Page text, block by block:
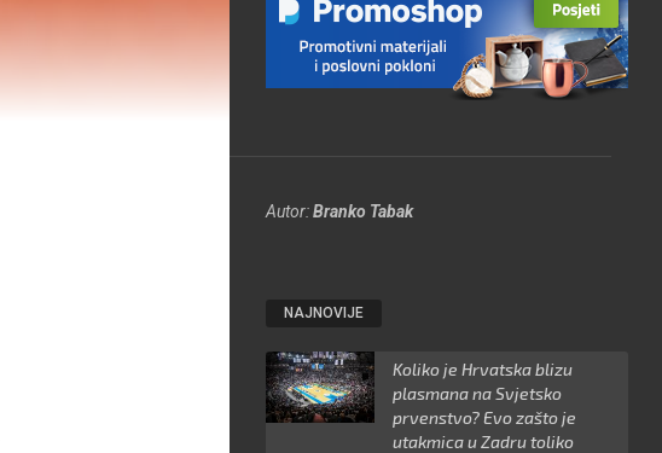
Autor:Branko Tabak
NAJNOVIJE
Koliko je Hrvatska blizu
plasmana na Svjetsko
prvenstvo? Evo zašto je
utakmica u Zadru toliko